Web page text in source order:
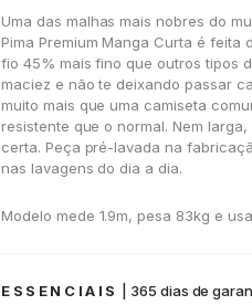
Uma das malhas mais nobres do
Pima Premium Manga Curta é feita
fio 45% mais fino que outros tipos
maciez e não te deixando passar
muito mais que uma camiseta
resistente que o normal. Nem
certa. Peça pré-lavada na
nas lavagens do dia a dia.
Modelo mede 1.9m, pesa 83kg e
ESSENCIAIS
| 365 dias de